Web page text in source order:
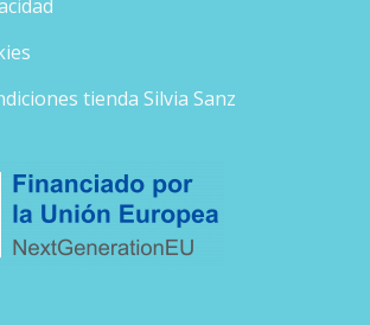
tienda Silvia Sanz